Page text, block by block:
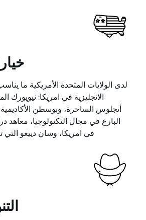
لدى الولايات المتحدة الأمريكية ما
الانجليزية في امريكا: نيويورك
أنجلوس الساحرة، وبوسطن
البارع في مجال التكنولوجيا، معاهد
في امريكا، وسان دييغو